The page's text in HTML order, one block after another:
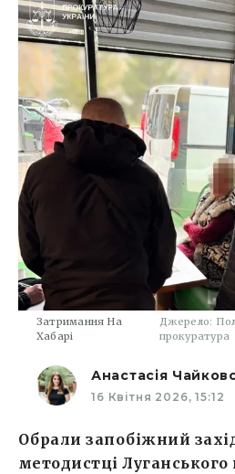
Затримання На
Хабарі
Джерело:
прокуратура
Анастасія
16 Квітня 2026, 15:12
Обрали запобіжний
методистці Луганського